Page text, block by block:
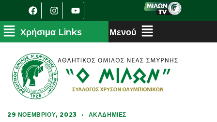
29 ΝΟΕΜΒΡΊΟΥ, 2023 · ΑΚΑΔΗΜΊΕΣ